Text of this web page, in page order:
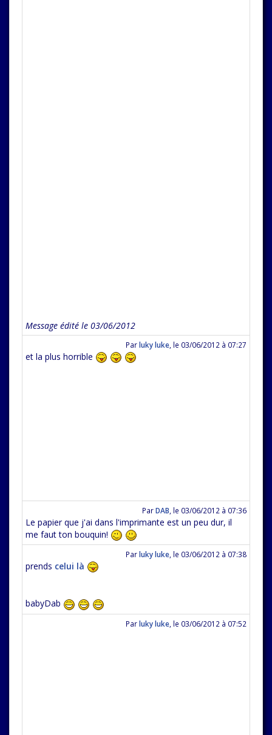
Message édité le 03/06/2012
Parluky luke le 03/06/2012 à 07:27
et la plus horrible
ParDAB le 03/06/2012 à 07:36
Le papier que j'ai dans l'imprimante est un peu dur, il
me faut ton bouquin!
Parluky luke le 03/06/2012 à 07:38
prends celui là
babyDab
Parluky luke le 03/06/2012 à 07:52